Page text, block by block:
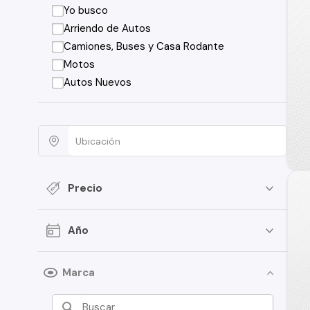
Yo busco
Arriendo de Autos
Camiones, Buses y Casa Rodante
Motos
Autos Nuevos
Precio
Año
Marca